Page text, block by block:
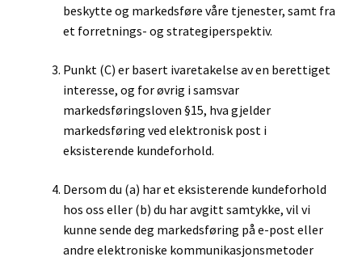
beskytte og markedsføre våre tjenester, samt fra
et forretnings- og strategiperspektiv.
Punkt (C) er basert ivaretakelse av en berettiget
interesse, og for øvrig i samsvar
markedsføringsloven §15, hva gjelder
markedsføring ved elektronisk post i
eksisterende kundeforhold.
Dersom du (a) har et eksisterende kundeforhold
hos oss eller (b) du har avgitt samtykke, vil vi
kunne sende deg markedsføring på e-post eller
andre elektroniske kommunikasjonsmetoder